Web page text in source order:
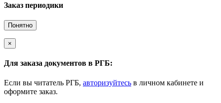
Заказ периодики
Понятно
×
Для заказа документов в РГБ:
Если вы читатель РГБ, авторизуйтесь в личном кабинете и
оформите заказ.